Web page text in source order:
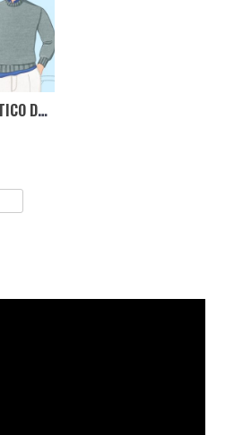
SR.FATO – ESTILO NÁUTICO DE JFK